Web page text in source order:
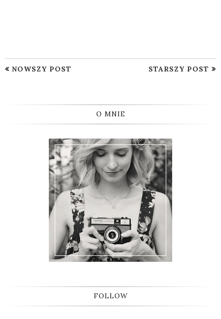
NOWSZY POST STARSZY POST
O MNIE
FOLLOW